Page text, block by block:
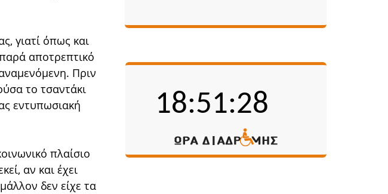
γιατί όπως και
αποτρεπτικό
Πριν
το τσαντάκι
εντυπωσιακή
πλαίσιο
αν και έχει
δεν είχε τα